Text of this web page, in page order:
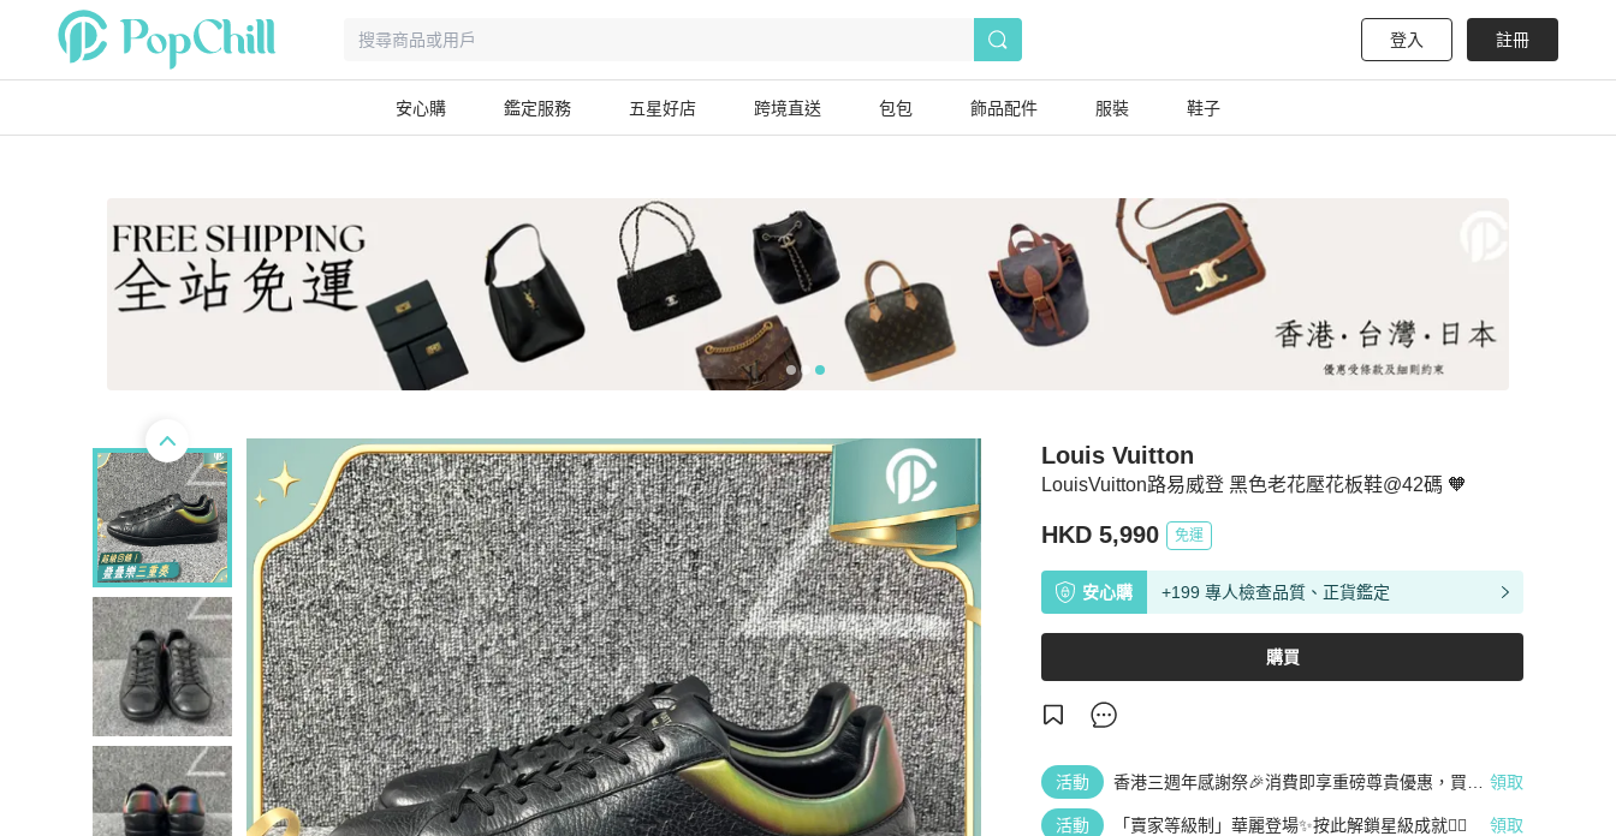
登入 註冊
安心購 鑑定服務 五星好店 跨境直送 包包 飾品配件 服裝 鞋子
LouisVuitton路易威登 黑色老花壓花板鞋@42碼 🧡
Louis Vuitton
HKD 5,990 免運
安心購 +199 專人檢查品質、正貨鑑定
購買
活動
香港三週年感謝祭🎉消費即享重磅尊貴優惠，買越
領取
活動 「賣家等級制」華麗登場✨按此解鎖星級成就👆🏻 領取